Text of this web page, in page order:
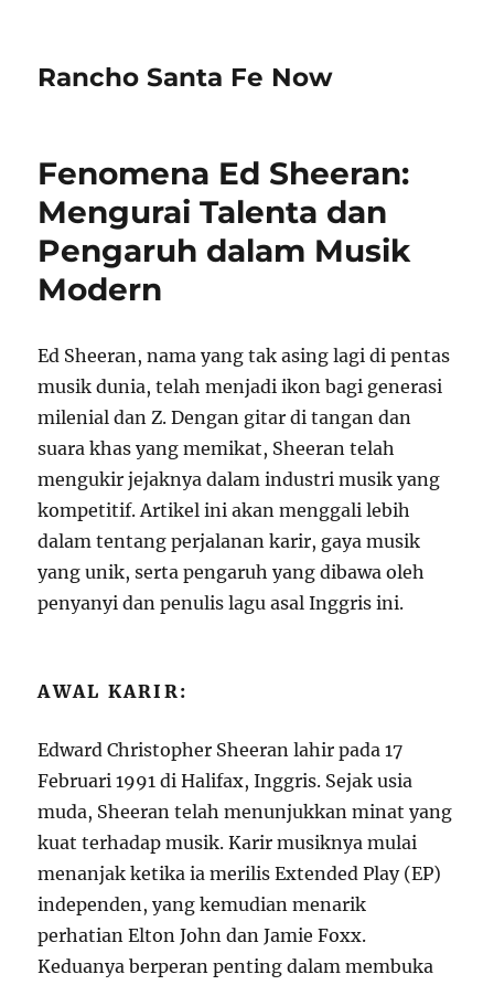
Rancho Santa Fe Now
Fenomena Ed Sheeran:
Mengurai Talenta dan
Pengaruh dalam Musik
Modern
Ed Sheeran, nama yang tak asing lagi di pentas
musik dunia, telah menjadi ikon bagi generasi
milenial dan Z. Dengan gitar di tangan dan
suara khas yang memikat, Sheeran telah
mengukir jejaknya dalam industri musik yang
kompetitif. Artikel ini akan menggali lebih
dalam tentang perjalanan karir, gaya musik
yang unik, serta pengaruh yang dibawa oleh
penyanyi dan penulis lagu asal Inggris ini.
AWAL KARIR:
Edward Christopher Sheeran lahir pada 17
Februari 1991 di Halifax, Inggris. Sejak usia
muda, Sheeran telah menunjukkan minat yang
kuat terhadap musik. Karir musiknya mulai
menanjak ketika ia merilis Extended Play (EP)
independen, yang kemudian menarik
perhatian Elton John dan Jamie Foxx.
Keduanya berperan penting dalam membuka